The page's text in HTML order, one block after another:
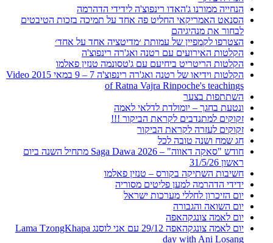
הנחייה ממורנו ג'האדו רינפוצ'ה לידידי הדהרמה
הסנאט האמריקאי החליט פה אחד על תמיכה בזכות הטיבטים
לבחור את מנהיגיהם
הצטרפו לקמפיין של עמותת ׳מדיטציה אחד על אחד׳
הקלטות האירועים עם רטנה ואג'רה רינפוצ'ה
הקלטות הריטריט ביחיעם עם ג'טסונמה טנזין פאלמו
הקלטות וידיאו של רטנה ואג'רה רינפוצ'ה 7 – 9 במאי 2015 Video
of Ratna Vajra Rinpoche's teachings
השתתפות בצער
ונטעת בחגך – יומולדת לדלאי לאמה
זקוקים למתנדבים לקראת הביקור !!!
זקוקים לעזרה לקראת הביקור
חג שמח ושנה טובה לכל
חודש "סאקה דאווה" – Saga Dawa 2026 מתחיל השנה ביום
ראשון 31/5/26
חשיבות השתיקה בקורס – טנזין פאלמו
ידידי הדהרמה למען פליטים מסוריה
יום הזיכרון לחללי מערכות ישראל
יום השואה והגבורה
יום לאמה צונגקהאפה
יום לאמה צונגקהאפה 29/12 עם אני לוסנג Lama TzongKhapa
day with Ani Losang